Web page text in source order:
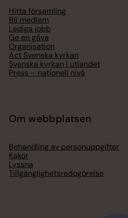
Hitta församling
Bli medlem
Lediga jobb
Ge en gåva
Organisation
Act Svenska kyrkan
Svenska kyrkan i utlandet
Press – nationell nivå
Om webbplatsen
Behandling av personuppgifter
Kakor
Lyssna
Tillgänglighetsredogörelse